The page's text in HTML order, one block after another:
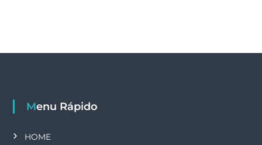
Menu Rápido
HOME